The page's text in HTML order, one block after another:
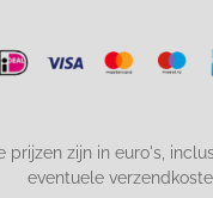
prijzen zijn in euro's,
eventuele